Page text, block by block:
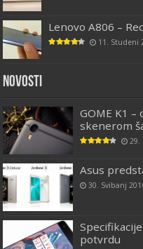
Lenovo A806 –
11. Studeni
Novosti
GOME K1
skenerom
29.
Asus
30. Svibanj
potvrdu